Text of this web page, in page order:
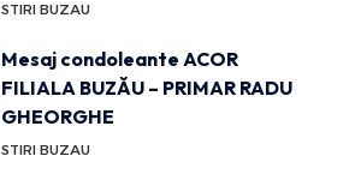
STIRI BUZAU
Mesaj condoleante ACOR
FILIALA BUZĂU – PRIMAR RADU
GHEORGHE
STIRI BUZAU